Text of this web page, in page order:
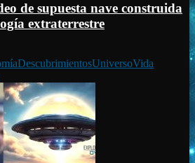
de supuesta nave construida
extraterrestre
DescubrimientosUniversoVida